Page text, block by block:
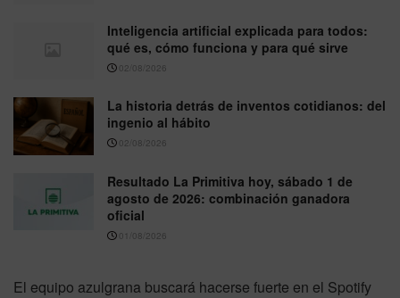
Inteligencia artificial explicada para todos:
qué es, cómo funciona y para qué sirve
02/08/2026
La historia detrás de inventos cotidianos: del
ingenio al hábito
02/08/2026
Resultado La Primitiva hoy, sábado 1 de
agosto de 2026: combinación ganadora
oficial
01/08/2026
El equipo azulgrana buscará hacerse fuerte en el Spotify